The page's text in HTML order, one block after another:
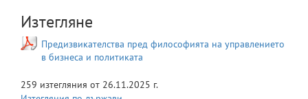
Изтегляне
Предизвикателства пред философията на управлението
в бизнеса и политиката
259 изтегляния от 26.11.2025 г.